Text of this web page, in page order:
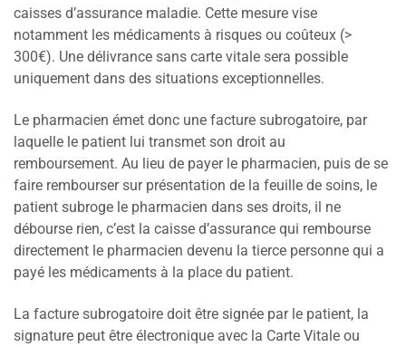
caisses d’assurance maladie. Cette mesure vise
notamment les médicaments à risques ou coûteux (>
300€). Une délivrance sans carte vitale sera possible
uniquement dans des situations exceptionnelles.
Le pharmacien émet donc une facture subrogatoire, par
laquelle le patient lui transmet son droit au
remboursement. Au lieu de payer le pharmacien, puis de se
faire rembourser sur présentation de la feuille de soins, le
patient subroge le pharmacien dans ses droits, il ne
débourse rien, c’est la caisse d’assurance qui rembourse
directement le pharmacien devenu la tierce personne qui a
payé les médicaments à la place du patient.
La facture subrogatoire doit être signée par le patient, la
signature peut être électronique avec la Carte Vitale ou